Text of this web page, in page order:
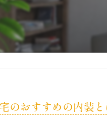
のおすすめの内装